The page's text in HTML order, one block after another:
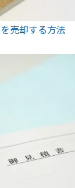
売却する方法